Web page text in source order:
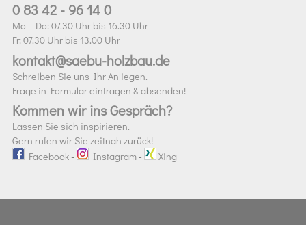
0 83 42 - 96 14 0
Mo - Do: 07.30 Uhr bis 16.30 Uhr
Fr: 07.30 Uhr bis 13.00 Uhr
kontakt@saebu-holzbau.de
Schreiben Sie uns Ihr Anliegen.
Frage in Formular eintragen & absenden!
Kommen wir ins Gespräch?
Lassen Sie sich inspirieren.
Gern rufen wir Sie zeitnah zurück!
Facebook- Instagram- Xing